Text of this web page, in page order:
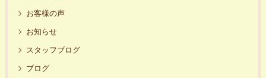
お客様の声
お知らせ
スタッフブログ
ブログ